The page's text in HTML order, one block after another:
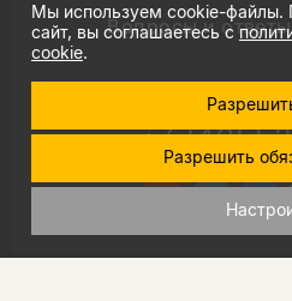
Вопросы и ответы
+7 (495)
Мы используем cookie-файлы.
сайт, вы соглашаетесь с
cookie.
Разрешить